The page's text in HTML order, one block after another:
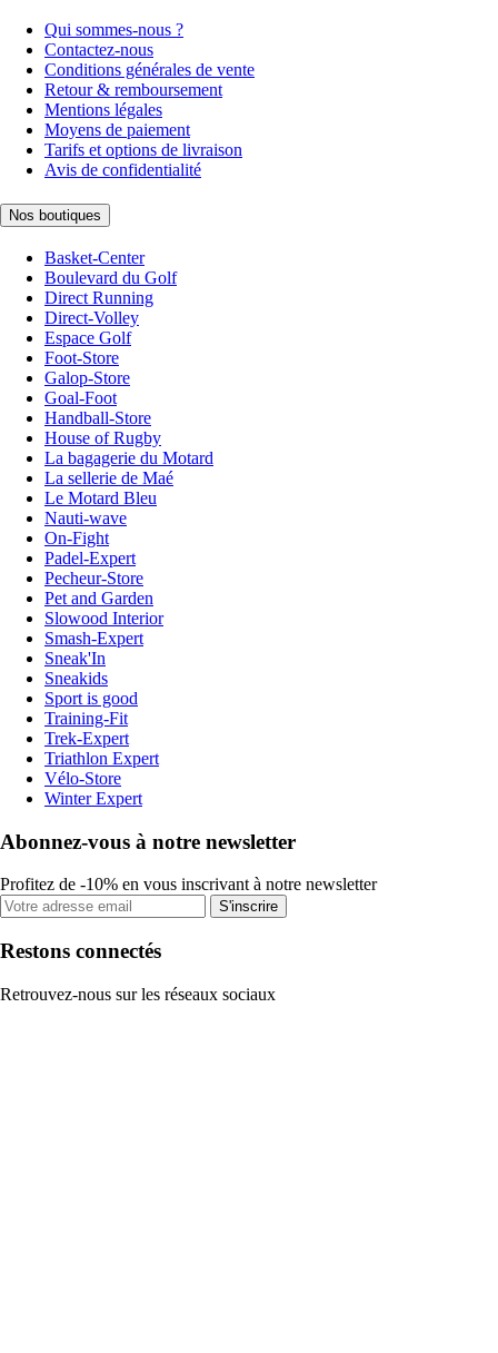
Qui sommes-nous ?
Contactez-nous
Conditions générales de vente
Retour & remboursement
Mentions légales
Moyens de paiement
Tarifs et options de livraison
Avis de confidentialité
Nos boutiques
Basket-Center
Boulevard du Golf
Direct Running
Direct-Volley
Espace Golf
Foot-Store
Galop-Store
Goal-Foot
Handball-Store
House of Rugby
La bagagerie du Motard
La sellerie de Maé
Le Motard Bleu
Nauti-wave
On-Fight
Padel-Expert
Pecheur-Store
Pet and Garden
Slowood Interior
Smash-Expert
Sneak'In
Sneakids
Sport is good
Training-Fit
Trek-Expert
Triathlon Expert
Vélo-Store
Winter Expert
Abonnez-vous à notre newsletter
Profitez de -10% en vous inscrivant à notre newsletter
S'inscrire
Restons connectés
Retrouvez-nous sur les réseaux sociaux